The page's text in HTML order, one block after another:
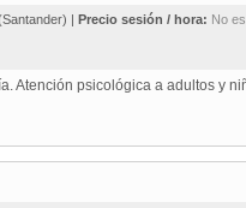
| Precio sesión / hora: No
Atención psicológica a adultos y